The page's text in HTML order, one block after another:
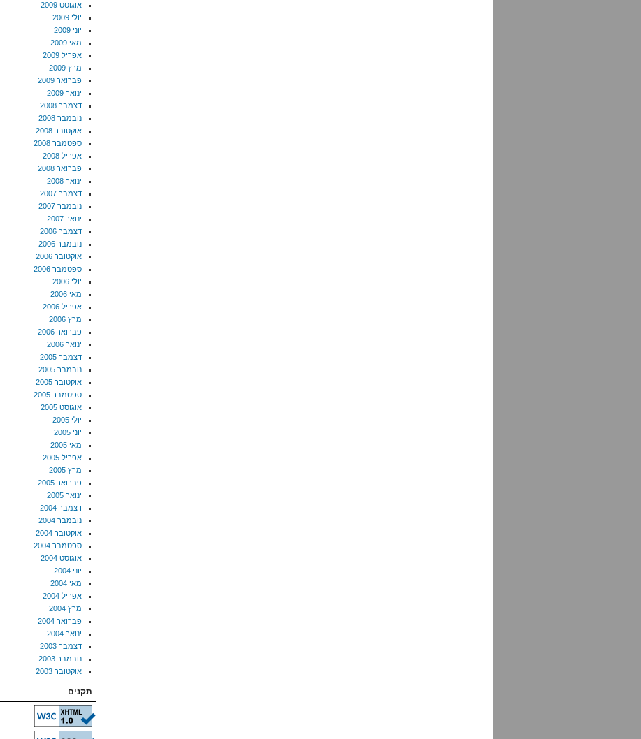
אוגוסט 2009
יולי 2009
יוני 2009
מאי 2009
אפריל 2009
מרץ 2009
פברואר 2009
ינואר 2009
דצמבר 2008
נובמבר 2008
אוקטובר 2008
ספטמבר 2008
אפריל 2008
פברואר 2008
ינואר 2008
דצמבר 2007
נובמבר 2007
ינואר 2007
דצמבר 2006
נובמבר 2006
אוקטובר 2006
ספטמבר 2006
יולי 2006
מאי 2006
אפריל 2006
מרץ 2006
פברואר 2006
ינואר 2006
דצמבר 2005
נובמבר 2005
אוקטובר 2005
ספטמבר 2005
אוגוסט 2005
יולי 2005
יוני 2005
מאי 2005
אפריל 2005
מרץ 2005
פברואר 2005
ינואר 2005
דצמבר 2004
נובמבר 2004
אוקטובר 2004
ספטמבר 2004
אוגוסט 2004
יוני 2004
מאי 2004
אפריל 2004
מרץ 2004
פברואר 2004
ינואר 2004
דצמבר 2003
נובמבר 2003
אוקטובר 2003
תקנים